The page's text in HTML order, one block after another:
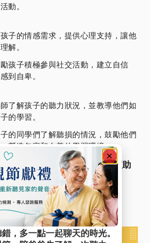
動。
子的情感需求，提供心理支持，讓他
解。
孩子積極參與社交活動，建立自信
到自卑。
了解孩子的聽力狀況，並教導他們如
的學習。
的同學們了解聽損的情況，鼓勵他們
營造包容和友善的學習環境。
對單側聽損的兒童，另有購買助
膜補給有需要的兒童，
單。